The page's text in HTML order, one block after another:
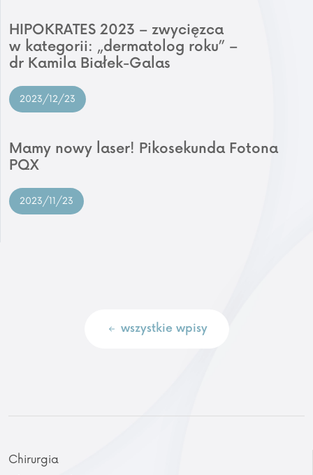
HIPOKRATES 2023 – zwycięzca
w kategorii: „dermatolog roku” –
dr Kamila Białek-Galas
2023/12/23
Mamy nowy laser! Pikosekunda Fotona
PQX
2023/11/23
wszystkie wpisy
Chirurgia